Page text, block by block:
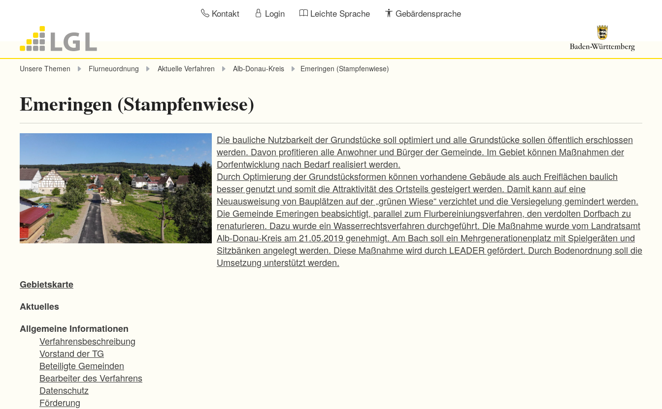
Kontakt Login Leichte Sprache Gebärdensprache
Unsere Themen Flurneuordnung Aktuelle Verfahren Alb-Donau-Kreis Emeringen (Stampfenwiese)
Emeringen (Stampfenwiese)
Die bauliche Nutzbarkeit der Grundstücke soll optimiert und alle Grundstücke sollen öffentlich erschlossen
werden. Davon profitieren alle Anwohner und Bürger der Gemeinde. Im Gebiet können Maßnahmen der
Dorfentwicklung nach Bedarf realisiert werden.
Durch Optimierung der Grundstücksformen können vorhandene Gebäude als auch Freiflächen baulich
besser genutzt und somit die Attraktivität des Ortsteils gesteigert werden. Damit kann auf eine
Neuausweisung von Bauplätzen auf der „grünen Wiese“ verzichtet und die Versiegelung gemindert werden.
Die Gemeinde Emeringen beabsichtigt, parallel zum Flurbereiniungsverfahren, den verdolten Dorfbach zu
renaturieren. Dazu wurde ein Wasserrechtsverfahren durchgeführt. Die Maßnahme wurde vom Landratsamt
Alb-Donau-Kreis am 21.05.2019 genehmigt. Am Bach soll ein Mehrgenerationenplatz mit Spielgeräten und
Sitzbänken angelegt werden. Diese Maßnahme wird durch LEADER gefördert. Durch Bodenordnung soll die
Umsetzung unterstützt werden.
Gebietskarte
Aktuelles
Allgemeine Informationen
Verfahrensbeschreibung
Vorstand der TG
Beteiligte Gemeinden
Bearbeiter des Verfahrens
Datenschutz
Förderung